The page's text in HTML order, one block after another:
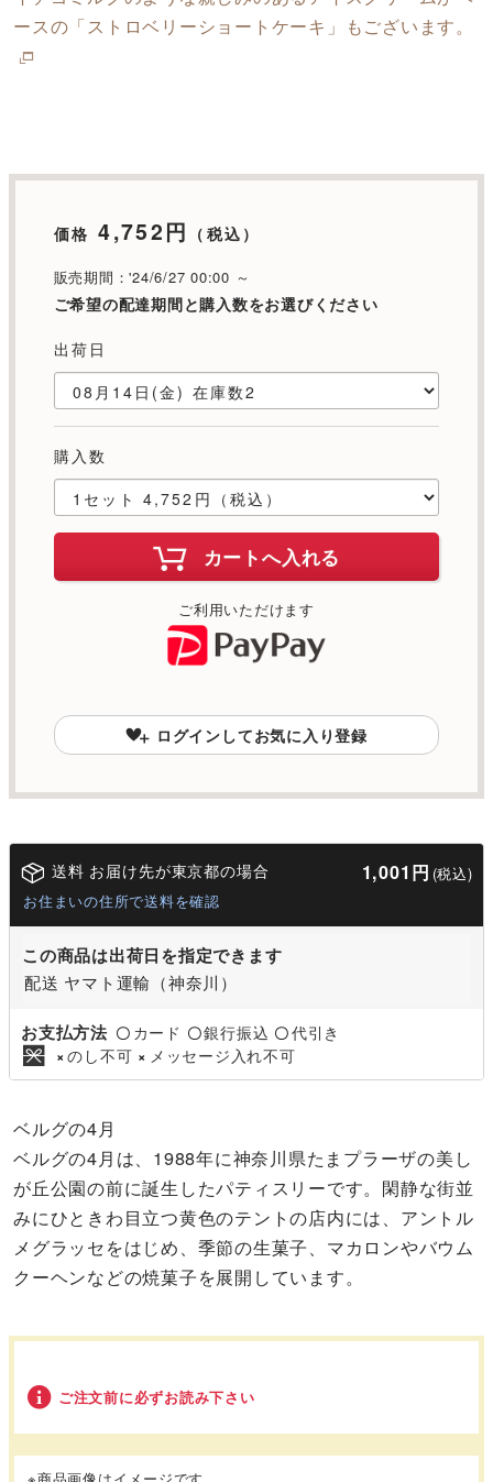
ースの「ストロベリーショートケーキ」もございます。
価格 4,752円 （税込）
販売期間：'24/6/27 00:00 ～
ご希望の配達期間と購入数をお選びください
出荷日
購入数
カートへ入れる
ご利用いただけます
ログインしてお気に入り登録
送料 お届け先が東京都の場合 1,001円 (税込)
お住まいの住所で送料を確認
この商品は出荷日を指定できます
配送 ヤマト運輸（神奈川）
お支払方法 〇 カード 〇銀行振込 〇代引き
× のし不可 × メッセージ入れ不可
ベルグの4月
ベルグの4月は、1988年に神奈川県たまプラーザの美し
が丘公園の前に誕生したパティスリーです。閑静な街並
みにひときわ目立つ黄色のテントの店内には、アントル
メグラッセをはじめ、季節の生菓子、マカロンやバウム
クーヘンなどの焼菓子を展開しています。
ご注文前に必ずお読み下さい